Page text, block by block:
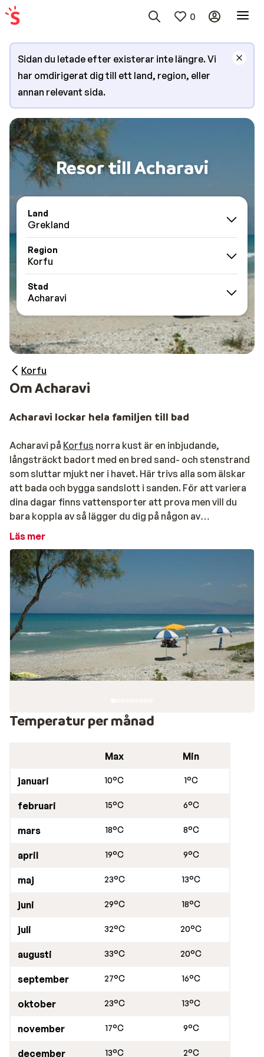
0
Sidan du letade efter existerar inte längre. Vi
har omdirigerat dig till ett land, region, eller
annan relevant sida.
Resor till Acharavi
Land
Grekland
Region
Korfu
Stad
Acharavi
Korfu
Om Acharavi
Acharavi lockar hela familjen till bad
Acharavi på Korfus norra kust är en inbjudande,
långsträckt badort med en bred sand- och stenstrand
som sluttar mjukt ner i havet. Här trivs alla som älskar
att bada och bygga sandslott i sanden. För att variera
dina dagar finns vattensporter att prova men vill du
bara koppla av så lägger du dig på någon av
solsängarna. Längs stranden trängs tavernorna så du
Ifrån byns centrum går lokalbussar om du vill besöka
öns andra vackra stränder, eller åka in till Korfu stad.
Naturen omkring är grön och du har fina vyer upp mot
berget Pantokrator. Om du hyr en bil är bergsvägarna i
närheten nära till hands och bjuder på grekiska
överraskningar i form av små byar, olivlundar och
enastående vyer över både ön, havet och fastlandet.
Restauranger i Acharavi
och tavernor och även några mataffärer.
Läs mer
Temperatur per månad
Max Min
januari 10°C 1°C
februari 15°C 6°C
mars 18°C 8°C
april 19°C 9°C
maj 23°C 13°C
juni 29°C 18°C
juli 32°C 20°C
augusti 33°C 20°C
september 27°C 16°C
oktober 23°C 13°C
november 17°C 9°C
december 13°C 2°C